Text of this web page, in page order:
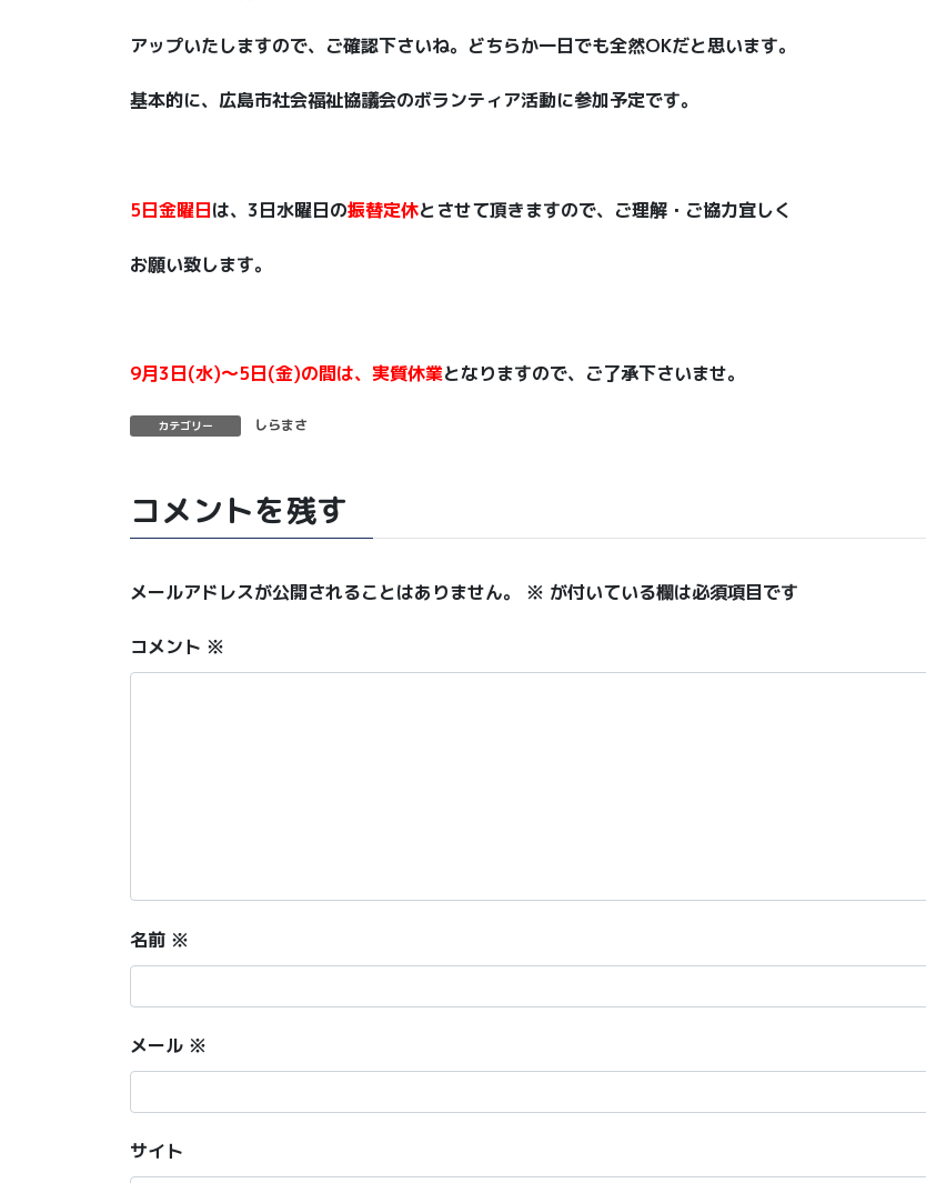
アップいたしますので、ご確認下さいね。どちらか一日でも全然OKだと思います。
基本的に、広島市社会福祉協議会のボランティア活動に参加予定です。
5日金曜日は、3日水曜日の振替定休とさせて頂きますので、ご理解・ご協力宜しく
お願い致します。
9月3日(水)〜5日(金)の間は、実質休業となりますので、ご了承下さいませ。
カテゴリー しらまさ
コメントを残す
メールアドレスが公開されることはありません。 ※ が付いている欄は必須項目です
コメント ※
名前 ※
メール ※
サイト